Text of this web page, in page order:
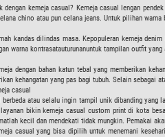
dengan kemeja casual? Kemeja casual lengan
chino atau pun celana jeans. Untuk pilihan
kandas dilindas masa. Kepopuleran kemeja
warna kontrasatauturunanuntuk tampilan outfit
dengan bahan katun tebal yang memberikan
kehangatan yang pas bagi tubuh. Selain sebagai
casual
berbeda atau selalu ingin tampil unik dibanding
layanan bikin kemeja casual custom print di kota
kecil dan mendekati tidak mungkin. Pemakai
casual yang bisa dipilih untuk menemani